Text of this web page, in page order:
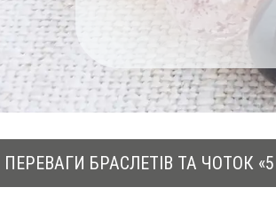
ПЕРЕВАГИ БРАСЛЕТІВ ТА ЧОТОК «5